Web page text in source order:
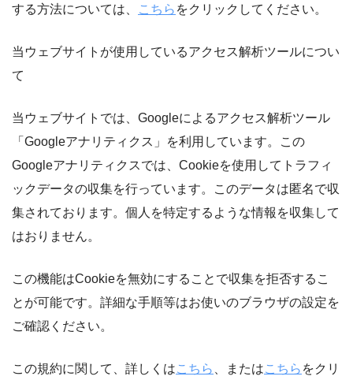
する方法については、
こちら をクリックしてください。
当ウェブサイトが使用しているアクセス解析ツールについ
て
当ウェブサイトでは、Googleによるアクセス解析ツール
「Googleアナリティクス」を利用しています。この
Googleアナリティクスでは、Cookieを使用してトラフィ
ックデータの収集を行っています。このデータは匿名で収
集されております。個人を特定するような情報を収集して
はおりません。
この機能はCookieを無効にすることで収集を拒否するこ
とが可能です。詳細な手順等はお使いのブラウザの設定を
ご確認ください。
この規約に関して、詳しくはこちら 、またはこちら をクリ